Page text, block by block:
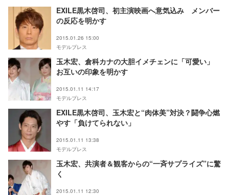
EXILE黒木啓司、初主演映画へ意気込み メンバー
の反応を明かす
2015.01.26 15:00
モデルプレス
玉木宏、倉科カナの大胆イメチェンに「可愛い」
お互いの印象を明かす
2015.01.11 14:17
モデルプレス
EXILE黒木啓司、玉木宏と“肉体美”対決？闘争心燃
やす「負けてられない」
2015.01.11 13:38
モデルプレス
玉木宏、共演者＆観客からの“一斉サプライズ”に驚
く
2015.01.11 12:30